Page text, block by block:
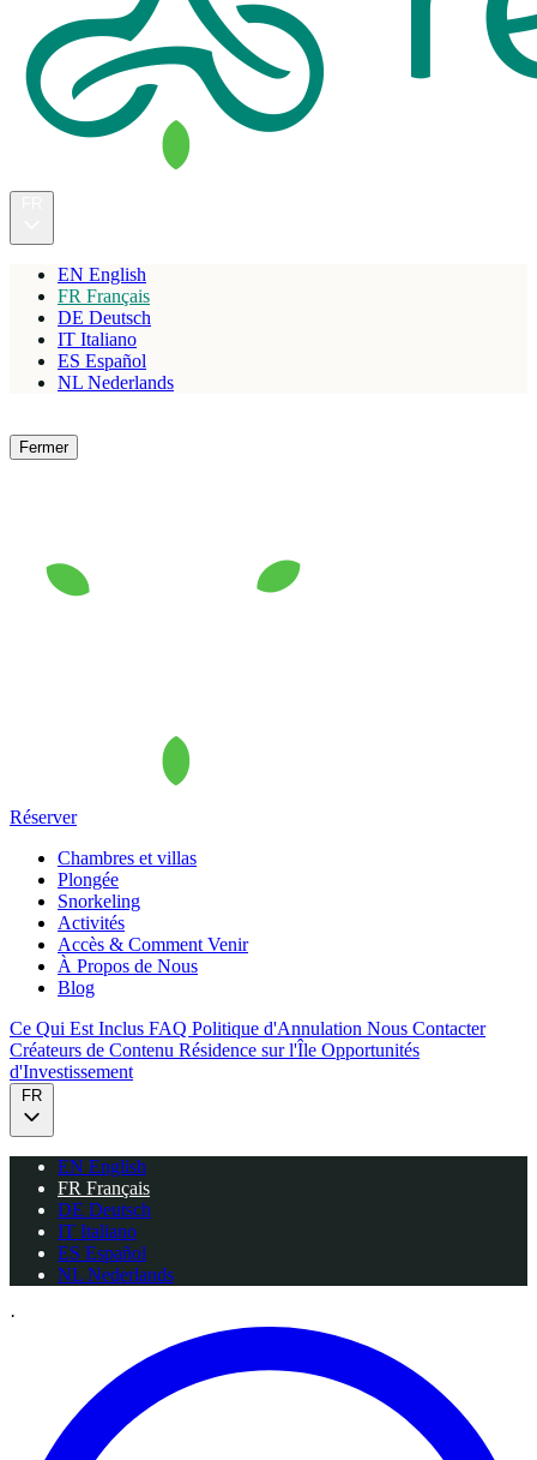
EN English
FR Français
DE Deutsch
IT Italiano
ES Español
NL Nederlands
Fermer
Réserver
Chambres et villas
Plongée
Snorkeling
Activités
Accès & Comment Venir
À Propos de Nous
Blog
Ce Qui Est Inclus FAQ Politique d'Annulation Nous Contacter
Créateurs de Contenu Résidence sur l'Île Opportunités
d'Investissement
FR
EN English
FR Français
DE Deutsch
IT Italiano
ES Español
NL Nederlands
·